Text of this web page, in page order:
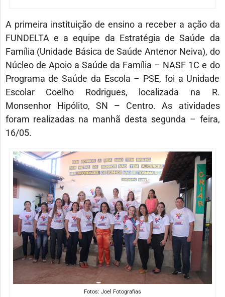
A primeira instituição de ensino a receber a ação da
FUNDELTA e a equipe da Estratégia de Saúde da
Família (Unidade Básica de Saúde Antenor Neiva), do
Núcleo de Apoio a Saúde da Família – NASF 1C e do
Programa de Saúde da Escola – PSE, foi a Unidade
Escolar Coelho Rodrigues, localizada na R.
Monsenhor Hipólito, SN – Centro. As atividades
foram realizadas na manhã desta segunda – feira,
16/05.
Fotos: Joel Fotografias